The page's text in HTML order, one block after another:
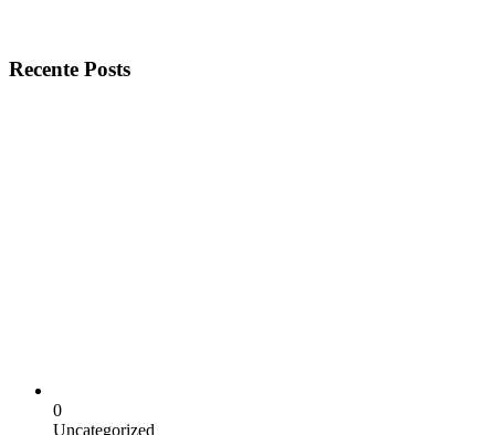
Recente Posts
0
Uncategorized